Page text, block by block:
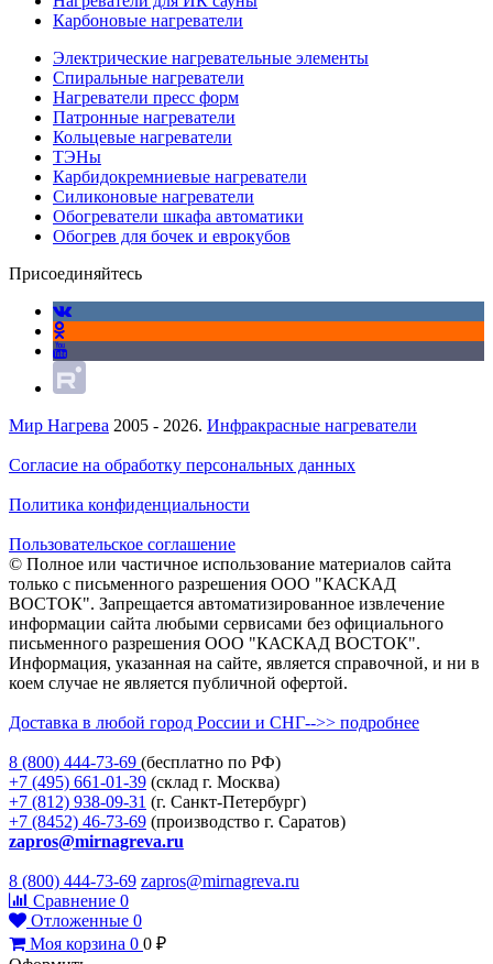
Карбоновые нагреватели
Электрические нагревательные элементы
Спиральные нагреватели
Нагреватели пресс форм
Патронные нагреватели
Кольцевые нагреватели
ТЭНы
Карбидокремниевые нагреватели
Силиконовые нагреватели
Обогреватели шкафа автоматики
Обогрев для бочек и еврокубов
Присоединяйтесь
Мир Нагрева 2005 - 2026. Инфракрасные нагреватели
Согласие на обработку персональных данных
Политика конфиденциальности
Пользовательское соглашение
© Полное или частичное использование материалов сайта
только с письменного разрешения ООО "КАСКАД
ВОСТОК". Запрещается автоматизированное извлечение
информации сайта любыми сервисами без официального
письменного разрешения ООО "КАСКАД ВОСТОК".
Информация, указанная на сайте, является справочной, и ни в
коем случае не является публичной офертой.
Доставка в любой город России и СНГ-->> подробнее
8 (800) 444-73-69 (бесплатно по РФ)
+7 (495) 661-01-39 (склад г. Москва)
+7 (812) 938-09-31 (г. Санкт-Петербург)
+7 (8452) 46-73-69 (производство г. Саратов)
zapros@mirnagreva.ru
8 (800) 444-73-69 zapros@mirnagreva.ru
Сравнение 0
Отложенные 0
Моя корзина 0 0 ₽